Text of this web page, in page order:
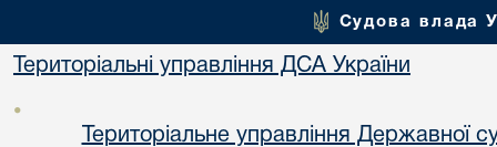
Судова влада
Територіальні управління ДСА України
•
Територіальне управління Державної